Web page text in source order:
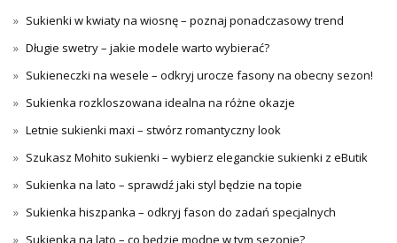
Sukienki w kwiaty na wiosnę – poznaj ponadczasowy trend
Długie swetry – jakie modele warto wybierać?
Sukieneczki na wesele – odkryj urocze fasony na obecny sezon!
Sukienka rozkloszowana idealna na różne okazje
Letnie sukienki maxi – stwórz romantyczny look
Szukasz Mohito sukienki – wybierz eleganckie sukienki z eButik
Sukienka na lato – sprawdź jaki styl będzie na topie
Sukienka hiszpanka – odkryj fason do zadań specjalnych
Sukienka na lato – co będzie modne w tym sezonie?